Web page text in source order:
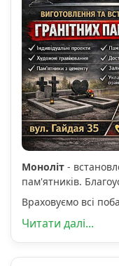
Моноліт -
пам'ятників.
Враховуємо всі
Читати далі...